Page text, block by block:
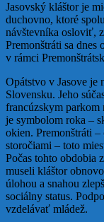
Jasovský kláštor je
duchovno, ktoré
návštevníka osloviť,
Premonštráti sa
v rámci
Opátstvo v Jasove je
Slovensku. Jeho
francúzskym parkom
je symbolom roka –
okien. Premonštráti
storočiami – toto
Počas tohto obdobia
museli kláštor
úlohou a snahou
sociálny status.
vzdelávať mládež.